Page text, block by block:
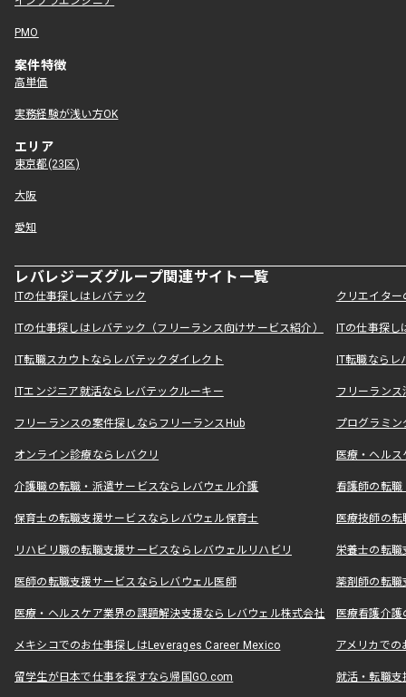
PMO
案件特徴
高単価
実務経験が浅い方OK
エリア
東京都(23区)
大阪
愛知
レバレジーズグループ関連サイト一覧
ITの仕事探しはレバテック クリエイタ
ITの仕事探しはレバテック（フリーランス向けサービス紹介） ITの仕事探
IT転職スカウトならレバテックダイレクト IT転職なら
ITエンジニア就活ならレバテックルーキー フリーラン
フリーランスの案件探しならフリーランスHub プログラミ
オンライン診療ならレバクリ 医療・ヘル
介護職の転職・派遣サービスならレバウェル介護 看護師の転
保育士の転職支援サービスならレバウェル保育士 医療技師の
リハビリ職の転職支援サービスならレバウェルリハビリ 栄養士の転
医師の転職支援サービスならレバウェル医師 薬剤師の転
医療・ヘルスケア業界の課題解決支援ならレバウェル株式会社 医療看護介
メキシコでのお仕事探しはLeverages Career Mexico アメリカで
留学生が日本で仕事を探すなら帰国GO.com 就活・転職